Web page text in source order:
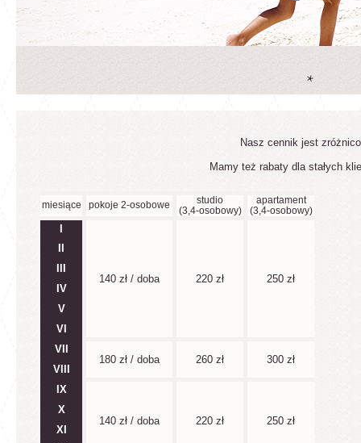
Nasz cennik jest
Mamy też rabaty dla stałych
miesiące pokoje 2-osobowe
studio
(3,4-osobowy)
apartament
(3,4-osobowy)
140 zł / doba 220 zł 250 zł
IV
V
VI
VII
180 zł / doba
260 zł
300 zł
VIII
IX
140 zł / doba 220 zł 250 zł
X
XI